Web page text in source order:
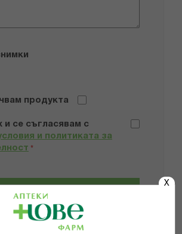
X
продукта
и се съгласявам с
и политиката за
*
ИЗПРАТИ